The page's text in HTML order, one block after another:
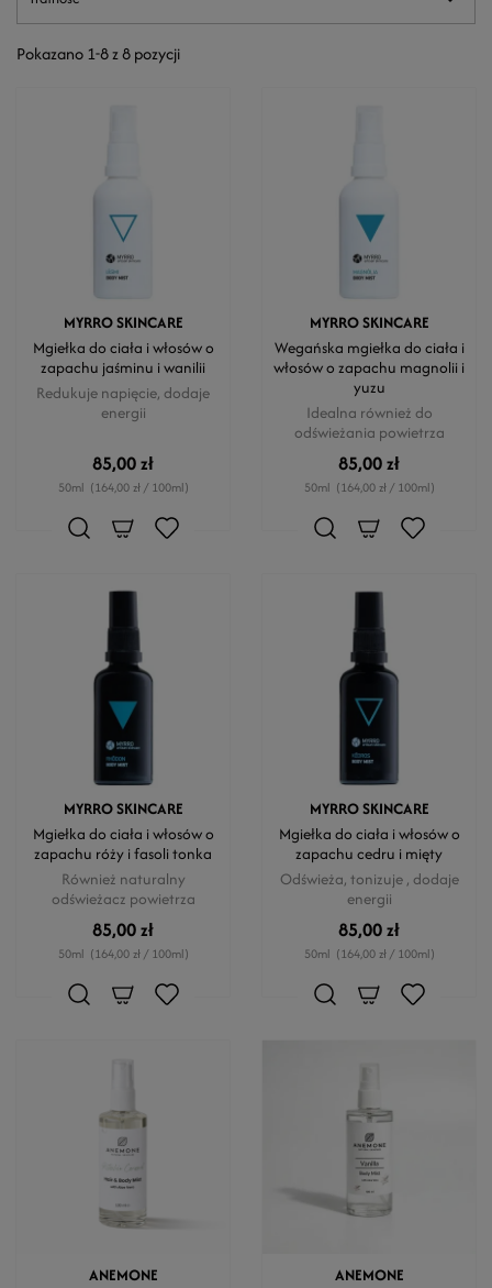
Pokazano 1-8 z 8 pozycji
MYRRO SKINCARE
Mgiełka do ciała i włosów o
zapachu jaśminu i wanilii
Redukuje napięcie, dodaje
energii
85,00 zł
50ml (164,00 zł / 100ml)
MYRRO SKINCARE
Wegańska mgiełka do ciała i
włosów o zapachu magnolii i
yuzu
Idealna również do
odświeżania powietrza
85,00 zł
50ml (164,00 zł / 100ml)
MYRRO SKINCARE
Mgiełka do ciała i włosów o
zapachu róży i fasoli tonka
Również naturalny
odświeżacz powietrza
85,00 zł
50ml (164,00 zł / 100ml)
MYRRO SKINCARE
Mgiełka do ciała i włosów o
zapachu cedru i mięty
Odświeża, tonizuje , dodaje
energii
85,00 zł
50ml (164,00 zł / 100ml)
ANEMONE
ANEMONE